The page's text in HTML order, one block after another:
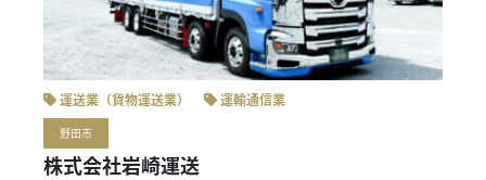
運送業（貨物運送業） 運輸通信業
野田市
株式会社岩崎運送